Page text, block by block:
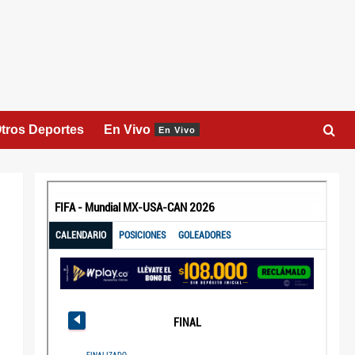
Deportes En Vivo En Vivo